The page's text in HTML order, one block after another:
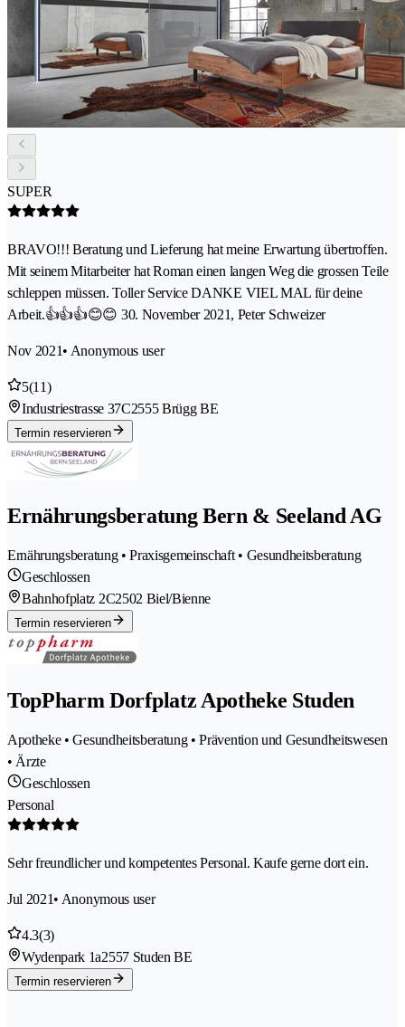
SUPER
BRAVO!!! Beratung und Lieferung hat meine Erwartung übertroffen.
Mit seinem Mitarbeiter hat Roman einen langen Weg die grossen Teile
schleppen müssen. Toller Service DANKE VIEL MAL für deine
Arbeit.👍👍👍😊😊 30. November 2021, Peter Schweizer
Nov 2021• Anonymous user
5(11)
Industriestrasse 37C2555 Brügg BE
Termin reservieren
Ernährungsberatung Bern & Seeland AG
Ernährungsberatung • Praxisgemeinschaft • Gesundheitsberatung
Geschlossen
Bahnhofplatz 2C2502 Biel/Bienne
Termin reservieren
TopPharm Dorfplatz Apotheke Studen
Apotheke • Gesundheitsberatung • Prävention und Gesundheitswesen
• Ärzte
Geschlossen
Personal
Sehr freundlicher und kompetentes Personal. Kaufe gerne dort ein.
Jul 2021• Anonymous user
4.3(3)
Wydenpark 1a2557 Studen BE
Termin reservieren